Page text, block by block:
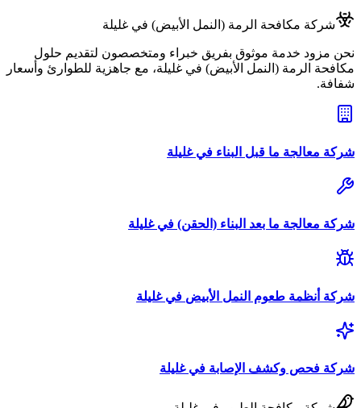
شركة مكافحة الرمة (النمل الأبيض) في غليلة
نحن مزود خدمة موثوق بفريق خبراء ومتخصصون لتقديم حلول
مكافحة الرمة (النمل الأبيض) في غليلة، مع جاهزية للطوارئ وأسعار
شفافة.
شركة معالجة ما قبل البناء فيغليلة
شركة معالجة ما بعد البناء (الحقن) فيغليلة
شركة أنظمة طعوم النمل الأبيض فيغليلة
شركة فحص وكشف الإصابة فيغليلة